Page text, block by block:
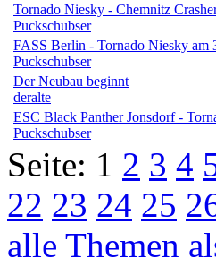
Tornado Niesky - Chemnitz
Puckschubser
FASS Berlin - Tornado Niesky am
Puckschubser
Der Neubau beginnt
deralte
ESC Black Panther Jonsdorf -
Puckschubser
Seite: 1 2 3 4
22 23 24 25
alle Themen